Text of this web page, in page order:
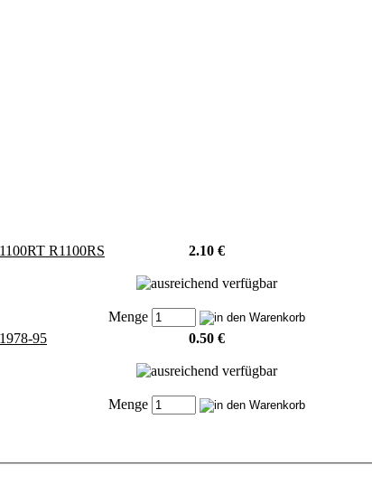
R1100RS 2.10 €
Menge
95
0.50 €
Menge